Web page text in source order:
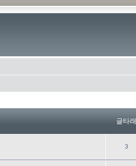
글타래
3글
타